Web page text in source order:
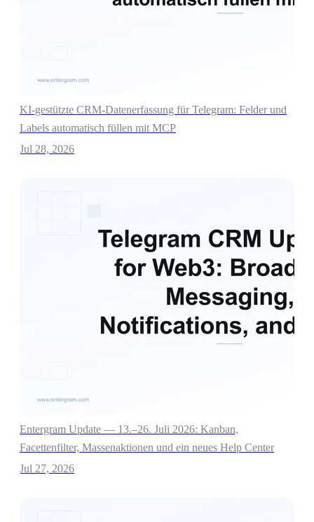
KI-gestützte CRM-Datenerfassung für Telegram: Felder und
Labels automatisch füllen mit MCP
Jul 28, 2026
Entergram Update — 13.–26. Juli 2026: Kanban,
Facettenfilter, Massenaktionen und ein neues Help Center
Jul 27, 2026